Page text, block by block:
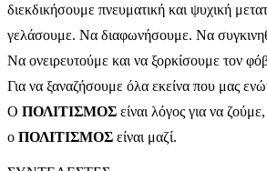
διεκδικήσουμε πνευματική και ψυχική
γελάσουμε. Να διαφωνήσουμε. Να
Να ονειρευτούμε και να ξορκίσουμε τον
Για να ξαναζήσουμε όλα εκείνα που μας
Ο ΠΟΛΙΤΙΣΜΟΣ είναι λόγος για να ζούμε,
ο ΠΟΛΙΤΙΣΜΟΣ είναι μαζί.